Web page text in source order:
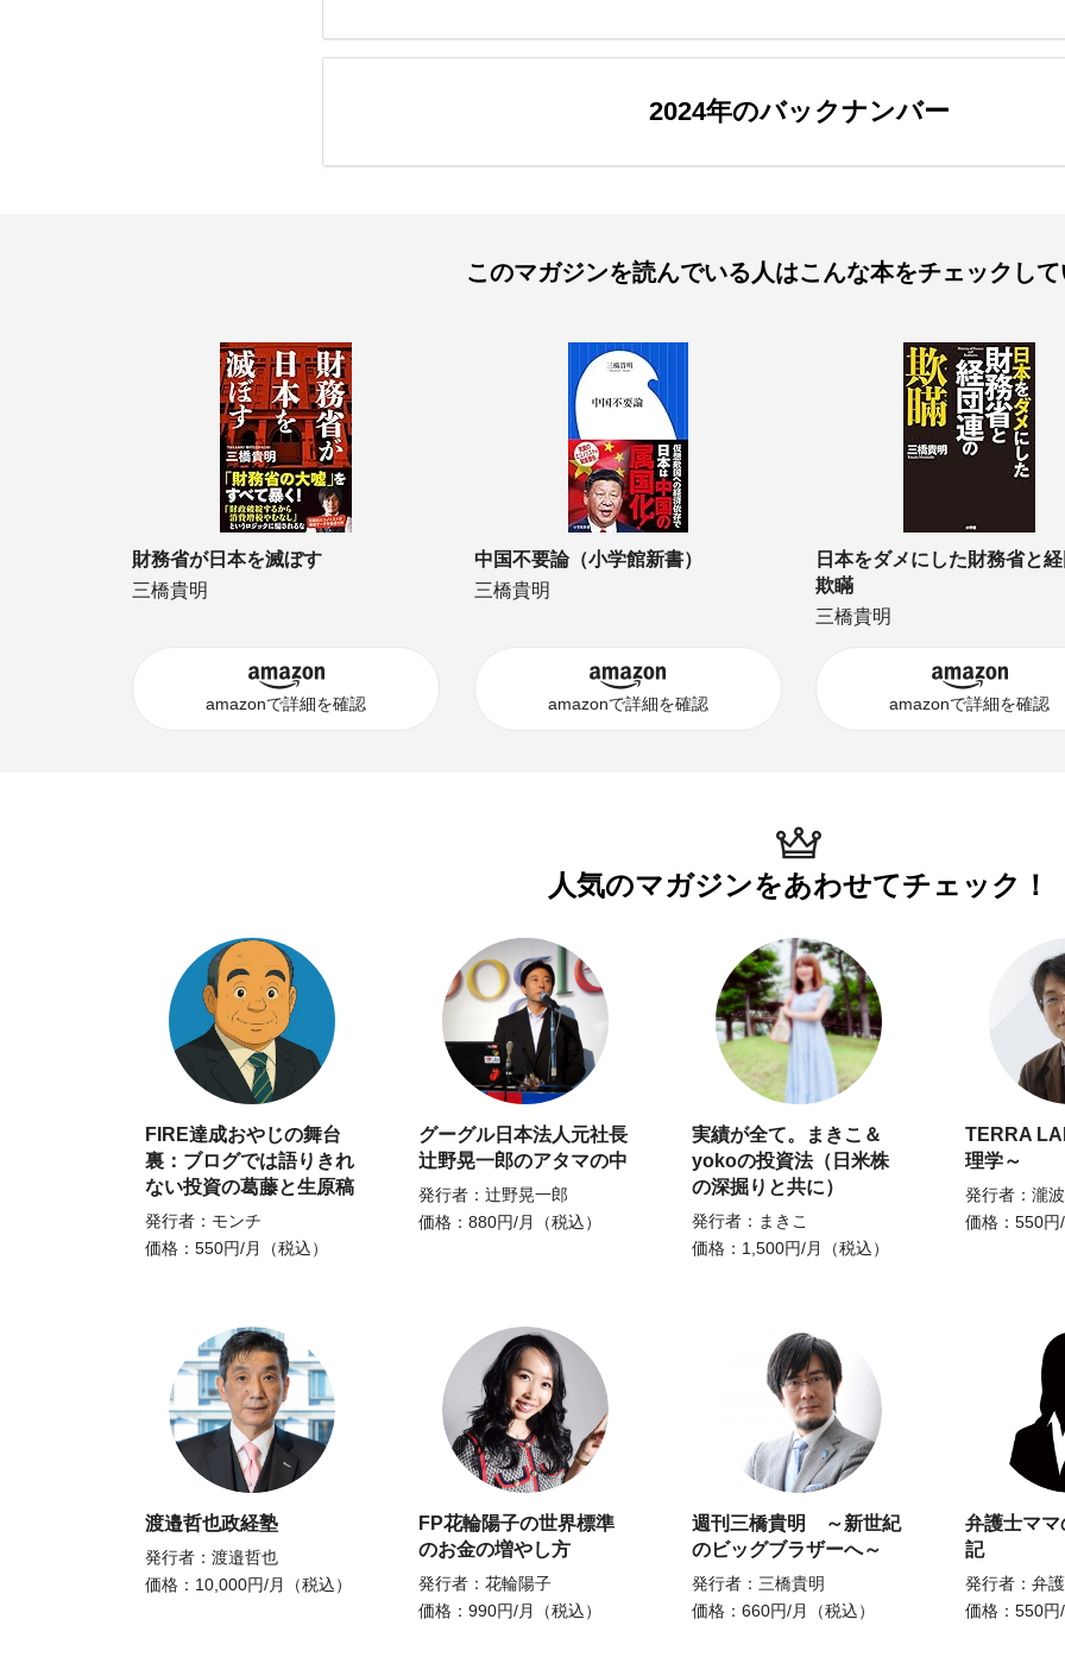
2024年のバックナンバー
このマガジンを読んでいる人はこんな本をチェックし
財務省が日本を滅ぼす
三橋貴明
amazonで詳細を確認
中国不要論（小学館新書）
三橋貴明
amazonで詳細を確認
日本をダメにした財務省と
欺瞞
三橋貴明
amazonで詳細を確認
人気のマガジンをあわせてチェック！
FIRE達成おやじの舞台
裏：ブログでは語りきれ
ない投資の葛藤と生原稿
発行者：モンチ
価格：550円/月（税込）
グーグル日本法人元社長
辻野晃一郎のアタマの中
発行者：辻野晃一郎
価格：880円/月（税込）
実績が全て。まきこ＆
yokoの投資法（日米株
の深掘りと共に）
発行者：まきこ
価格：1,500円/月（税込）
TERRA
理学～
発行者：瀧
価格：550円
渡邉哲也政経塾
発行者：渡邉哲也
価格：10,000円/月（税込）
FP花輪陽子の世界標準
のお金の増やし方
発行者：花輪陽子
価格：990円/月（税込）
週刊三橋貴明 ～新世紀
のビッグブラザーへ～
発行者：三橋貴明
価格：660円/月（税込）
弁護士マ
記
発行者：弁
価格：550円